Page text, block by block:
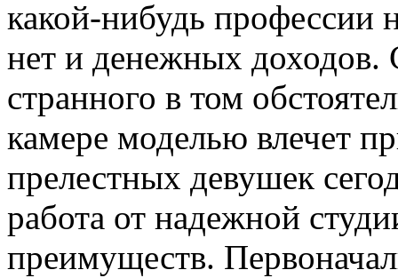
какой-нибудь профессии
нет и денежных доходов.
странного в том
камере моделью влечет
прелестных девушек
работа от надежной
преимуществ.